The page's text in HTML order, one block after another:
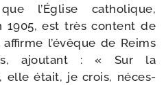
l’Église catho­lique,
1905, est très content de
l’é­vêque de Reims
ajou­tant : « Sur la
elle était, je crois, néces­